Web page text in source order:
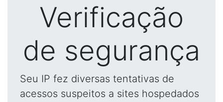
Verificação
de segurança
Seu IP fez diversas tentativas de
acessos suspeitos a sites hospedados